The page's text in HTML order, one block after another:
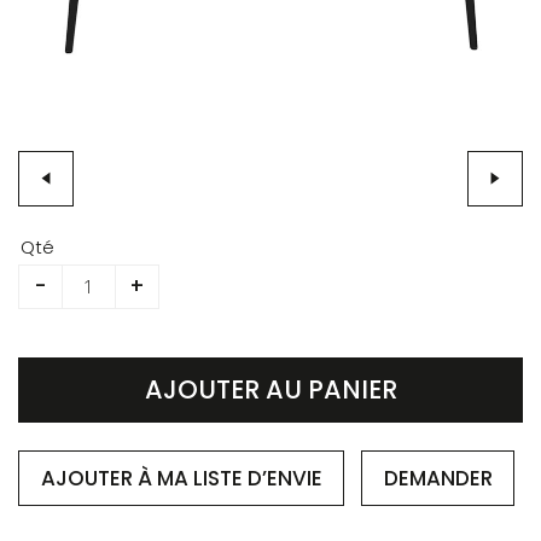
to
beginning
the
Qté
- +
AJOUTER AU PANIER
AJOUTER À MA LISTE D’ENVIE DEMANDER